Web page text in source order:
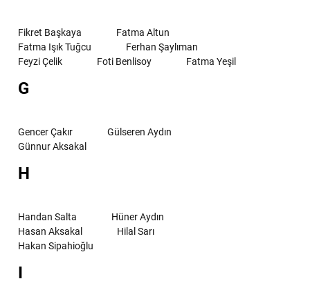
Fikret Başkaya
Fatma Altun
Fatma Işık Tuğcu
Ferhan Şaylıman
Feyzi Çelik
Foti Benlisoy Fatma Yeşil
G
Gencer Çakır
Gülseren Aydın
Günnur Aksakal
H
Handan Salta
Hüner Aydın
Hasan Aksakal
Hilal Sarı
Hakan Sipahioğlu
I